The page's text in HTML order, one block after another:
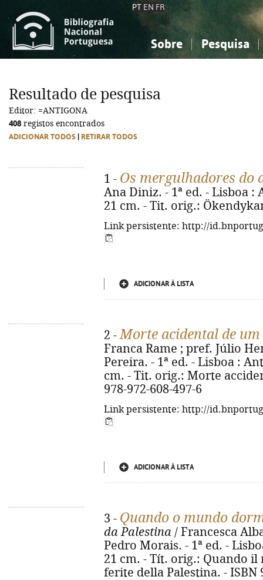
PT EN FR
Sobre Pesquisa
Ciências sociais...
Ciências sociais...
Resultado de pesquisa
Editor: =ANTIGONA
408 registos encontrados
ADICIONAR TODOS RETIRAR TODOS
1 - Os mergulhadores do
Ana Diniz. - 1ª ed. - Lisboa :
21 cm. - Tit. orig.:
Link persistente: http://
ADICIONAR À LISTA
2 -Morte acidental de
Franca Rame ; pref. Júlio
Pereira. - 1ª ed. - Lisboa :
cm. - Tit. orig.: Morte
978-972-608-497-6
Link persistente: http://
ADICIONAR À LISTA
3 - Quando o mundo
da Palestina / Francesca
Pedro Morais. - 1ª ed. -
21 cm. - Tít. orig.: Quando
ferite della Palestina. - ISBN